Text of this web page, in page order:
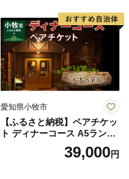
愛知県小牧市
【ふるさと納税】ペアチケッ
ト ディナーコース A5ランク
飛騨牛 コース 記念日 お誕生
日 特別な日 完全個室 ノンア
39,000円